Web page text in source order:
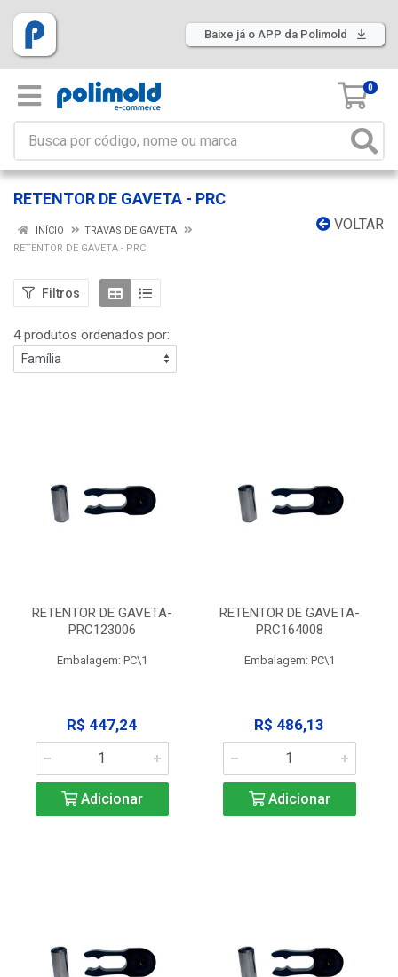
Baixe já o APP da Polimold
0
RETENTOR DE GAVETA - PRC
VOLTAR
INÍCIO
TRAVAS DE GAVETA
RETENTOR DE GAVETA - PRC
Filtros
4 produtos ordenados por:
RETENTOR DE GAVETA-
PRC123006
Embalagem: PC\1
R$ 447,24
Adicionar
RETENTOR DE GAVETA-
PRC164008
Embalagem: PC\1
R$ 486,13
Adicionar